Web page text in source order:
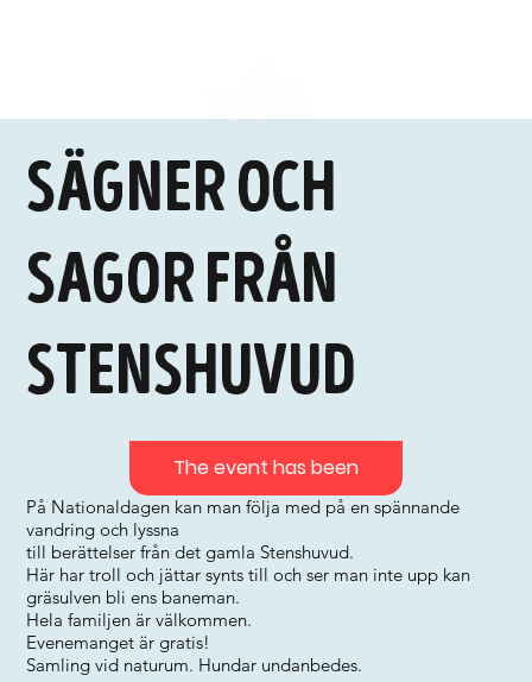
Sägner och
sagor från
Stenshuvud
På Nationaldagen kan man följa med på en spännande
vandring och lyssna
till berättelser från det gamla Stenshuvud.
Här har troll och jättar synts till och ser man inte upp kan
gräsulven bli ens baneman.
Hela familjen är välkommen.
Evenemanget är gratis!
Samling vid naturum. Hundar undanbedes.
The event has been